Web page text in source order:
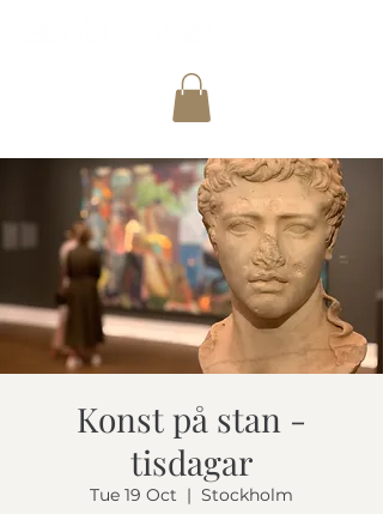
Konst på stan -
tisdagar
Tue 19 Oct
  |
Stockholm